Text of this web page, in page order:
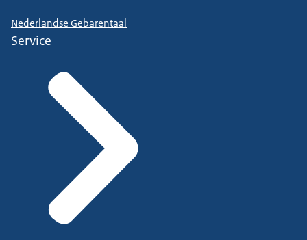
Nederlandse Gebarentaal
Service